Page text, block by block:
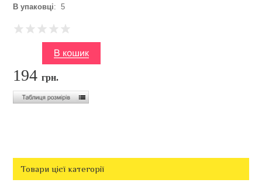
В упаковці: 5
194грн.
Товари цієї категорії